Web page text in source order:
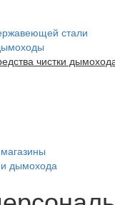
стали
чистки
дымохода